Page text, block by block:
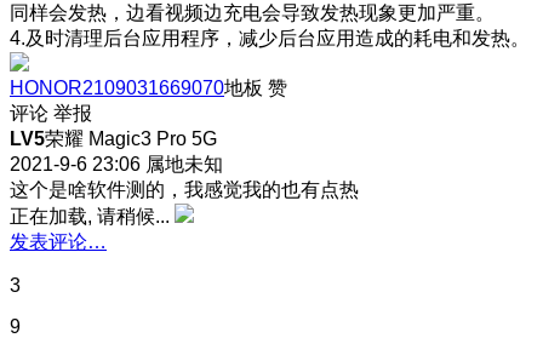
同样会发热，边看视频边充电会导致发热现象更加严重。
4.及时清理后台应用程序，减少后台应用造成的耗电和发热。
HONOR2109031669070地板 赞
评论 举报
LV5荣耀 Magic3 Pro 5G
2021-9-6 23:06 属地未知
这个是啥软件测的，我感觉我的也有点热
正在加载, 请稍候...
发表评论…
3
9